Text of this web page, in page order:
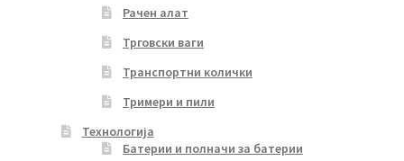
Рачен алат
Трговски ваги
Транспортни колички
Тримери и пили
Технологија
Батерии и полначи за батерии